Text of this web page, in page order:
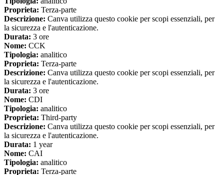
Proprieta: Terza-parte
Descrizione: Canva utilizza questo cookie per scopi essenziali, per
la sicurezza e l'autenticazione.
Durata: 3 ore
Nome: CCK
Tipologia: analitico
Proprieta: Terza-parte
Descrizione: Canva utilizza questo cookie per scopi essenziali, per
la sicurezza e l'autenticazione.
Durata: 3 ore
Nome: CDI
Tipologia: analitico
Proprieta: Third-party
Descrizione: Canva utilizza questo cookie per scopi essenziali, per
la sicurezza e l'autenticazione.
Durata: 1 year
Nome: CAI
Tipologia: analitico
Proprieta: Terza-parte